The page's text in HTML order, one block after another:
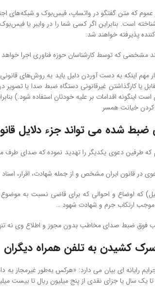
که متن گفتگو در واتساپ، فیس‌بوک و شبکه‌های
است. بنابراین اگر کسی شما را در وایبر یا فیس‌بوک
پذیرفته خواهند شد.
مشخصی که توسط کارشناسان حوزه فناوری اجرا
مهم اینکه به دست آوردن دلیل باید به روش‌های قانونی
یا کارگذاشتن غیرقانونی دستگاه ضبط صدا یا
اینگونه اقدامات بر علیه خودتان استفاده شود.)
کردن خیانت همسر
ضبط شده می تواند جزء دلایل
که طرفین دعوی یکدیگر را تهدید نموده که صدای طرف
در قانون ایران مشخص و از جمله شهادت، اقرار،
(دلیل) که اوضاع و احوالی که برای قاضی نسبت به
ارتکاب جرم و شهادت شهود …
فوق ضبط صدای مخاطب بدون مجوز و اطلاع وی نه
کشیدن به تلفن همراه دیگران
جرایم رایانه ‌ای بیان می ‌دارد: «هر‌کس به‌طور
یک سال یا جزای نقدی از پنج میلیون ریال تا بیست